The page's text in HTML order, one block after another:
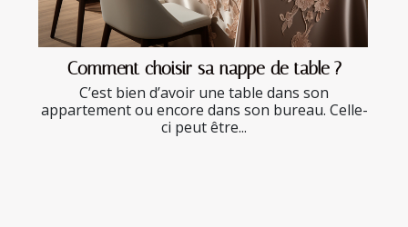
Comment choisir sa nappe de table ?
C’est bien d’avoir une table dans son
appartement ou encore dans son bureau. Celle-
ci peut être...